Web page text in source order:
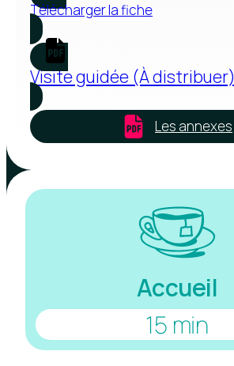
Télécharger la fiche
Visite guidée (À distribuer)
Les annexes
Accueil
15 min